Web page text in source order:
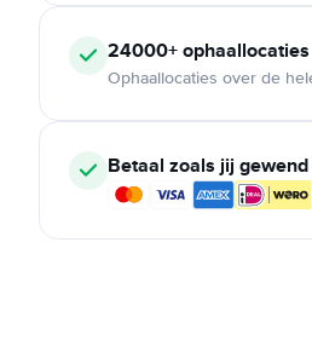
24000+ ophaallocaties
Ophaallocaties over de
Betaal zoals jij